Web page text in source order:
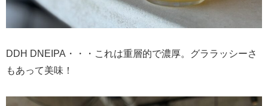
DDH DNEIPA・・・これは重層的で濃厚。グララッシーさ
もあって美味！